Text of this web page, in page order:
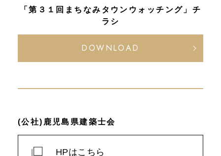
「第３１回まちなみタウンウォッチング」チ
ラシ
DOWNLOAD
(公社)鹿児島県建築士会
HPはこちら